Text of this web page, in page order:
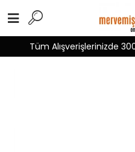
Tüm Alışverişlerinizde